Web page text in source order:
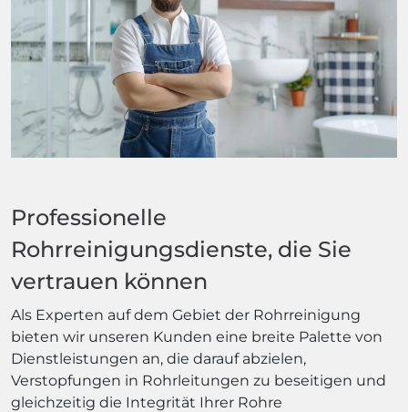
Professionelle
Rohrreinigungsdienste, die Sie
vertrauen können
Als Experten auf dem Gebiet der Rohrreinigung
bieten wir unseren Kunden eine breite Palette von
Dienstleistungen an, die darauf abzielen,
Verstopfungen in Rohrleitungen zu beseitigen und
gleichzeitig die Integrität Ihrer Rohre